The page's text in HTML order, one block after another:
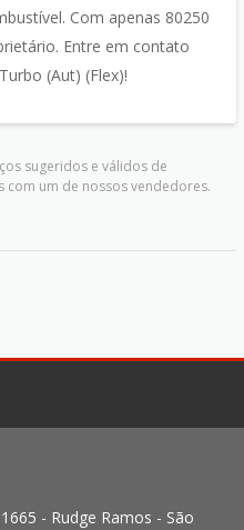
Com apenas 80250
Entre em contato
(Aut) (Flex)!
sugeridos e válidos de
um de nossos vendedores.
- Rudge Ramos - São